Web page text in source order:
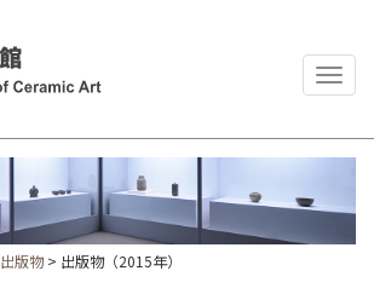
出版物> 出版物（2015年）